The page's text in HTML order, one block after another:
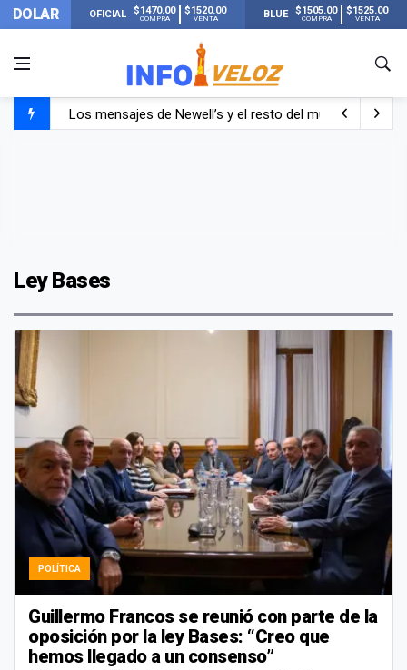
DOLAR OFICIAL $1470.00
COMPRA
$1520.00
VENTA BLUE $1505.00
COMPRA
$1525.00
VENTA
Los mensajes de Newell’s y el resto del mundo del
Ley Bases
POLÍTICA
Guillermo Francos se reunió con parte de la
oposición por la ley Bases: “Creo que
hemos llegado a un consenso”